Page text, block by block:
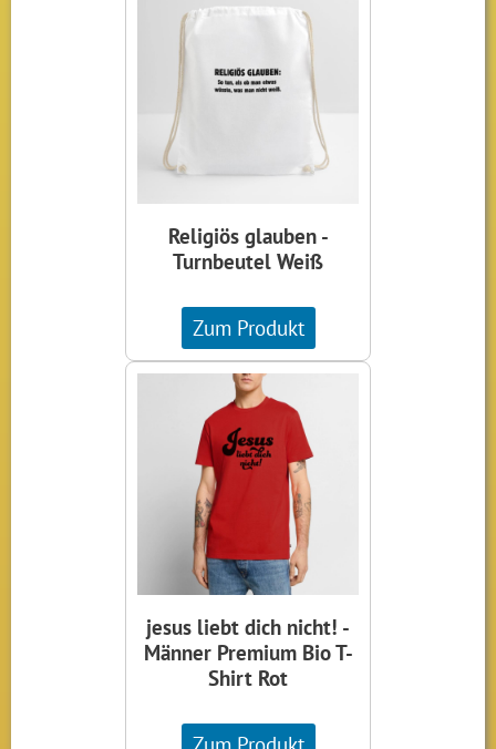
Religiös glauben -
Turnbeutel Weiß
Zum Produkt
jesus liebt dich nicht! -
Männer Premium Bio T-
Shirt Rot